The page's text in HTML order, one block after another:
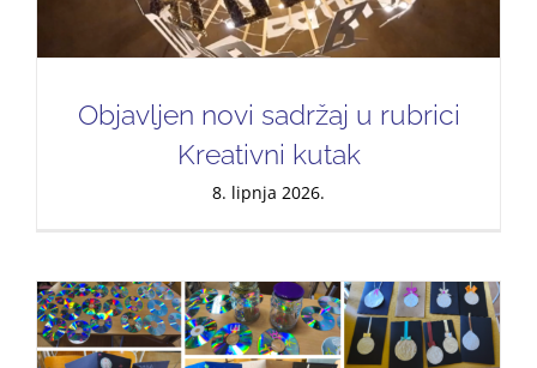
Objavljen novi sadržaj u rubrici
Kreativni kutak
8. lipnja 2026.